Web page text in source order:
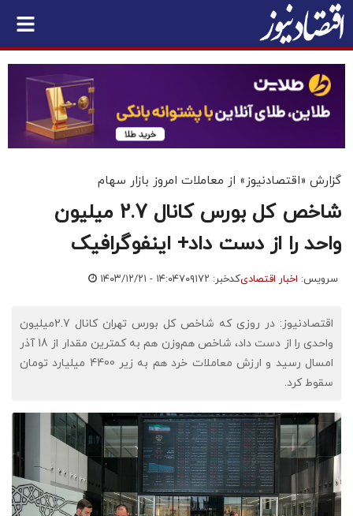
گزارش «اقتصادنیوز» از معاملات امروز بازار سهام
شاخص کل بورس کانال 2.7 میلیون
واحد را از دست داد+ اینفوگرافیک
سرویس: اخبار اقتصادیکدخبر: ۷۰۹۱۷۲ ۱۴۰۳/۱۲/۲۱ - ۱۴:۰۴
اقتصادنیوز: در روزی که شاخص کل بورس تهران کانال 2.7میلیون
واحدی را از دست داد، شاخص هم‌وزن هم به کمترین مقدار از 18 آذر
امسال رسید و ارزش معاملات خرد هم به زیر 4400 میلیارد تومان
سقوط کرد.